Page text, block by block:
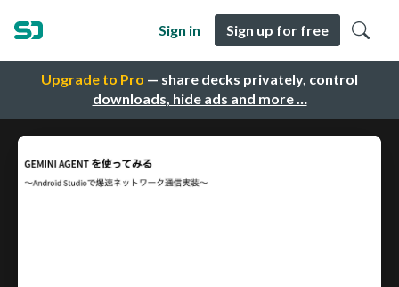
Upgrade to Pro — share decks privately, control
downloads, hide ads and more …
Sign in Sign up for free